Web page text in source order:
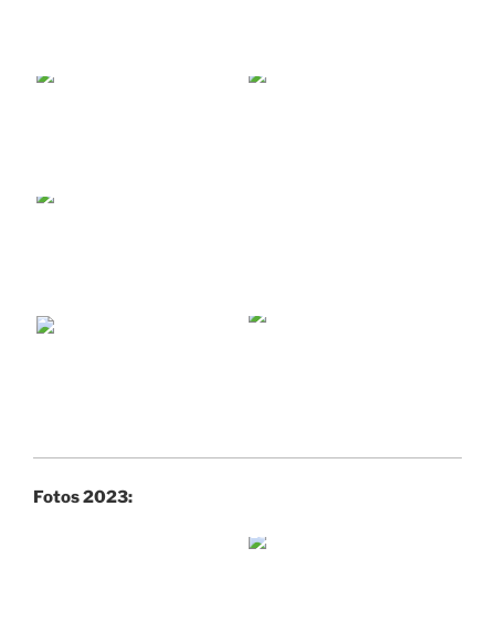
Fotos 2023: